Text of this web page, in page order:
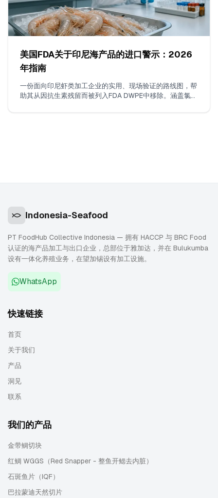
美国FDA关于印尼海产品的进口警示：2026
年指南
一份面向印尼虾类加工企业的实用、现场验证的路线图，帮
助其从因抗生素残留而被列入FDA DWPE中移除。涵盖氯霉
Indonesia-Seafood
PT FoodHub Collective Indonesia — 拥有 HACCP 与 BRC Food
认证的海产品加工与出口企业，总部位于雅加达，并在 Bulukumba
设有一体化养殖业务，在望加锡设有加工设施。
WhatsApp
快速链接
首页
关于我们
产品
洞见
联系
我们的产品
金带鲷切块
红鲷 WGGS（Red Snapper - 整鱼开鳃去内脏）
石斑鱼片（IQF）
巴拉蒙迪天然切片